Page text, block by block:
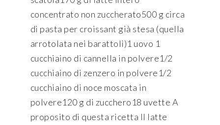
concentrato non zuccherato500 g circa
di pasta per croissant già stesa (quella
arrotolata nei barattoli)1 uovo 1
cucchiaino di cannella in polvere1/2
cucchiaino di zenzero in polvere1/2
cucchiaino di noce moscata in
polvere120 g di zucchero18 uvette A
proposito di questa ricetta Il latte